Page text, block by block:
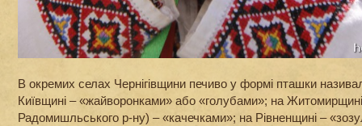
В окремих селах Чернігівщини печиво у формі пташки
Київщині – «жайворонками» або «голубами»; на
Радомишльського р-ну) – «качечками»; на Рівненщині –